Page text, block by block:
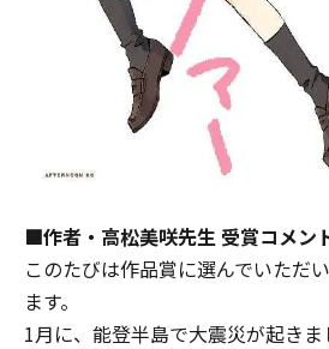
■作者・高松美咲先生 受賞コメン
このたびは作品賞に選んでいただ
ます。
1月に、能登半島で大震災が起き